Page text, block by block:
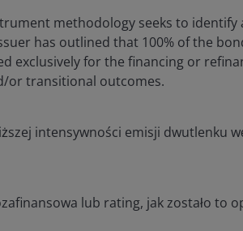
methodology seeks to identify
has outlined that 100% of the
exclusively for the financing or
or transitional outcomes.
intensywności emisji dwutlenku
lub rating, jak zostało to